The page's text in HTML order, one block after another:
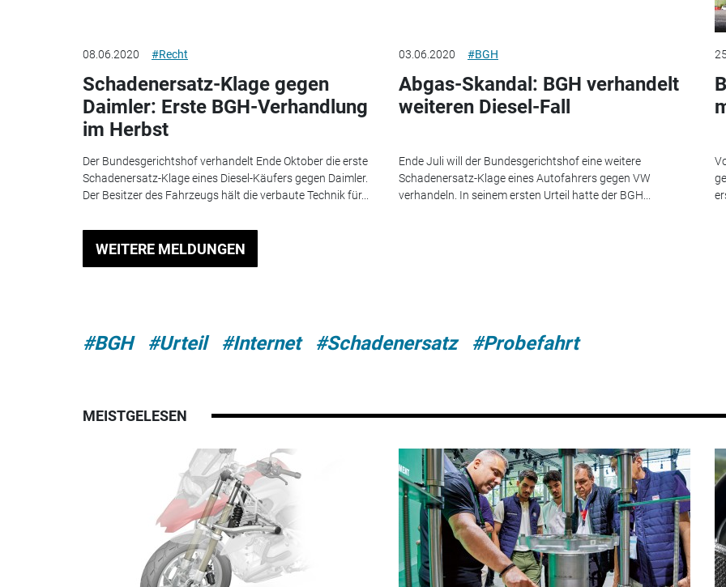
08.06.2020 #Recht
Schadenersatz-Klage gegen
Daimler: Erste BGH-Verhandlung
im Herbst
Der Bundesgerichtshof verhandelt Ende Oktober die erste
Schadenersatz-Klage eines Diesel-Käufers gegen Daimler.
Der Besitzer des Fahrzeugs hält die verbaute Technik für...
03.06.2020 #BGH
Abgas-Skandal: BGH verhandelt
weiteren Diesel-Fall
Ende Juli will der Bundesgerichtshof eine weitere
Schadenersatz-Klage eines Autofahrers gegen VW
verhandeln. In seinem ersten Urteil hatte der BGH...
WEITERE MELDUNGEN
#BGH #Urteil #Internet #Schadenersatz #Probefahrt
MEISTGELESEN